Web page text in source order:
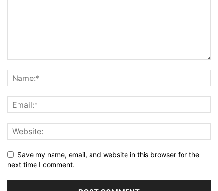
Save my name, email, and website in this browser for the
next time I comment.